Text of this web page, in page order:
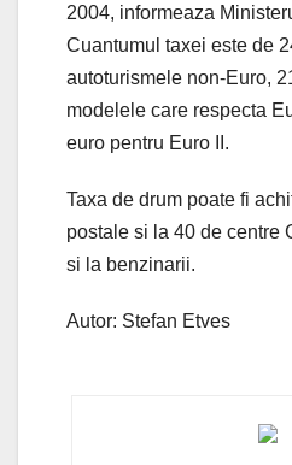
2004, informeaza
Cuantumul taxei este de
autoturismele non-Euro,
modelele care respecta
euro pentru Euro II.
Taxa de drum poate fi
postale si la 40 de centre
si la benzinarii.
Autor: Stefan Etves